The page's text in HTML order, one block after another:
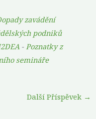
zavádění
podniků
- Poznatky z
semináře
Další Příspěvek →